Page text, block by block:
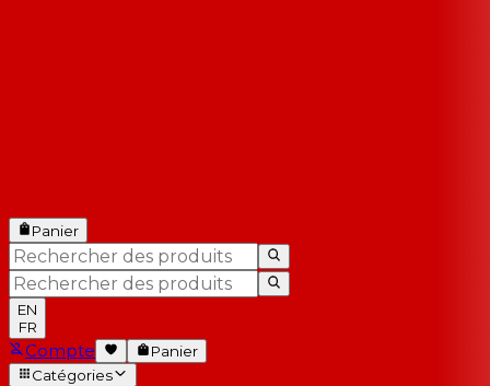
Panier
EN
FR
Compte
Panier
Catégories